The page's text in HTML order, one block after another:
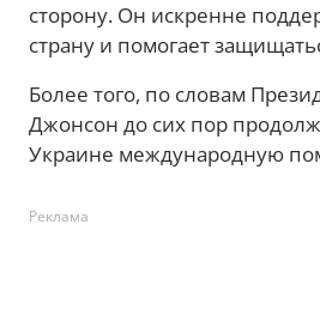
сторону. Он искренне
страну и помогает
Более того, по словам
Джонсон до сих пор
Украине международную
Реклама